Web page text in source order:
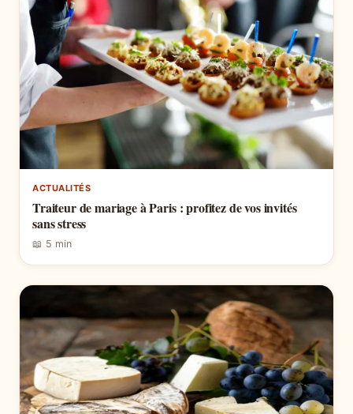
ACTUALITÉS
Traiteur de mariage à Paris : profitez de vos invités
sans stress
📖 5 min